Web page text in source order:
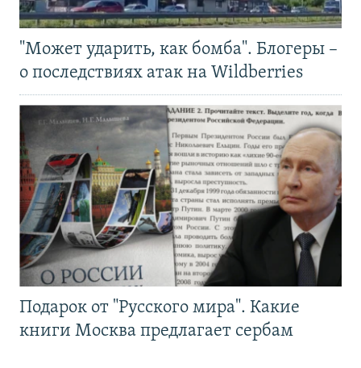
"Может ударить, как бомба". Блогеры –
о последствиях атак на Wildberries
Подарок от "Русского мира". Какие
книги Москва предлагает сербам